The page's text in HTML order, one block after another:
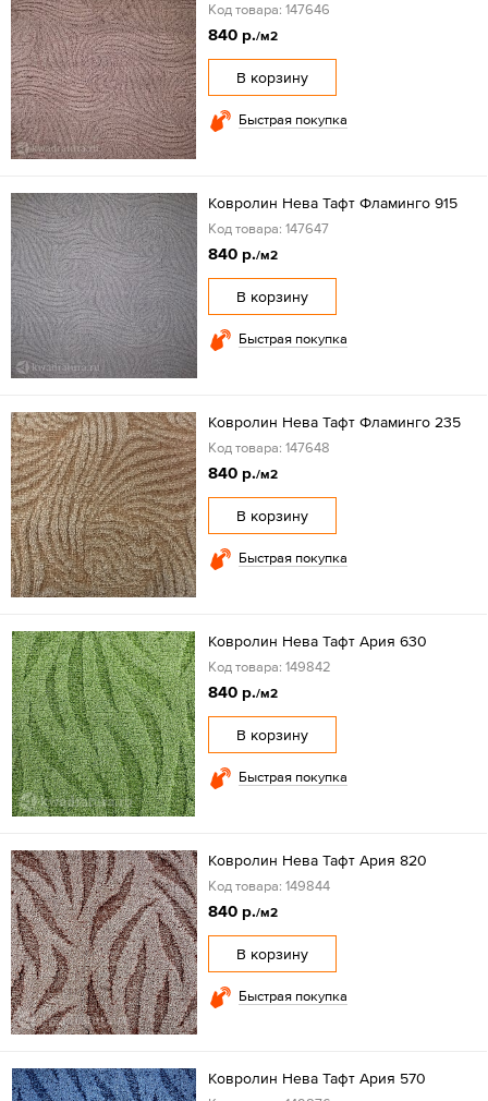
Код товара: 147646
840 р./м2
В корзину
Быстрая покупка
Ковролин Нева Тафт Фламинго 915
Код товара: 147647
840 р./м2
В корзину
Быстрая покупка
Ковролин Нева Тафт Фламинго 235
Код товара: 147648
840 р./м2
В корзину
Быстрая покупка
Ковролин Нева Тафт Ария 630
Код товара: 149842
840 р./м2
В корзину
Быстрая покупка
Ковролин Нева Тафт Ария 820
Код товара: 149844
840 р./м2
В корзину
Быстрая покупка
Ковролин Нева Тафт Ария 570